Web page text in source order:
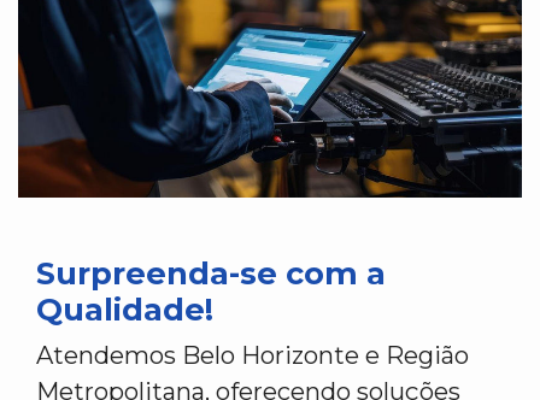
Surpreenda-se com a
Qualidade!
Atendemos Belo Horizonte e Região
Metropolitana, oferecendo soluções